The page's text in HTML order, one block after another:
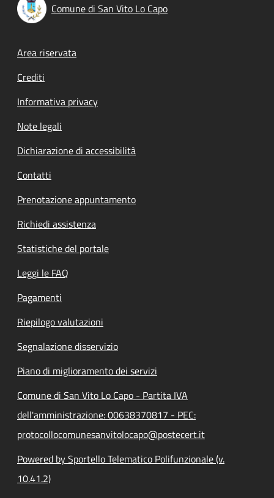
Comune di San Vito Lo Capo
Footer menu
Area riservata
Crediti
Informativa privacy
Note legali
Dichiarazione di accessibilità
Contatti
Prenotazione appuntamento
Richiedi assistenza
Statistiche del portale
Leggi le FAQ
Pagamenti
Riepilogo valutazioni
Segnalazione disservizio
Piano di miglioramento dei servizi
Comune di San Vito Lo Capo - Partita IVA
dell'amministrazione: 00638370817 - PEC:
protocollocomunesanvitolocapo@postecert.it
Powered by Sportello Telematico Polifunzionale (v.
10.41.2)